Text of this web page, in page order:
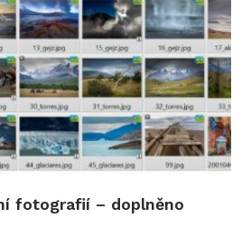
fotografií – doplněno